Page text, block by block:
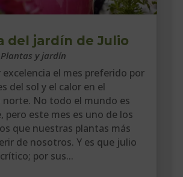
del jardín de Julio
Plantas y jardín
excelencia el mes preferido por
del sol y el calor en el
No todo el mundo es
pero este mes es uno de los
que nuestras plantas más
de nosotros. Y es que julio
por sus...